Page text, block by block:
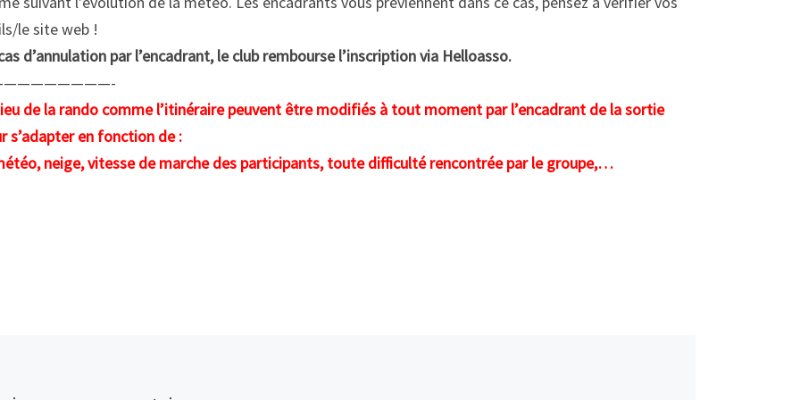
le site web !
d’annulation par l’encadrant, le club rembourse l’inscription via Helloasso.
de la rando comme l’itinéraire peuvent être modifiés à tout moment par l’encadrant de la sortie
s’adapter en fonction de :
neige, vitesse de marche des participants, toute difficulté rencontrée par le groupe,…